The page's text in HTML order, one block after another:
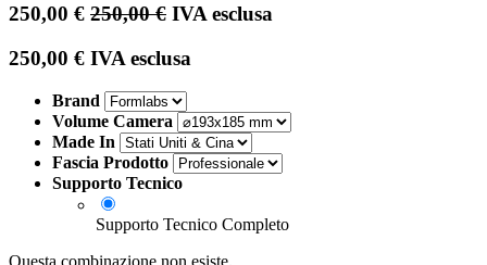
250,00 € 250,00€ IVA esclusa
250,00 € IVA esclusa
Brand
Volume Camera
Made In
Fascia Prodotto
Supporto Tecnico
Supporto Tecnico Completo
Questa combinazione non esiste.